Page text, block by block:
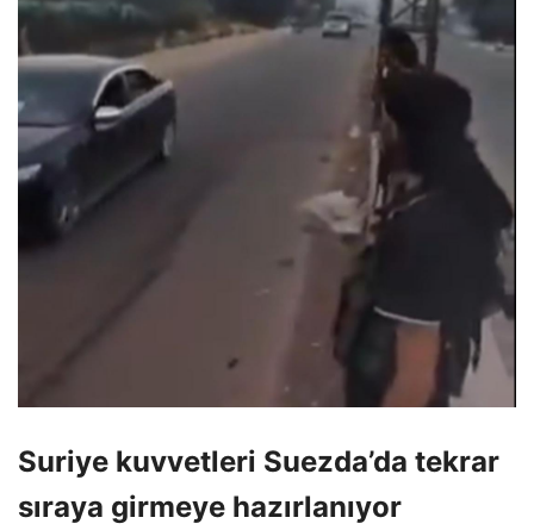
Suriye kuvvetleri Suezda’da tekrar
sıraya girmeye hazırlanıyor